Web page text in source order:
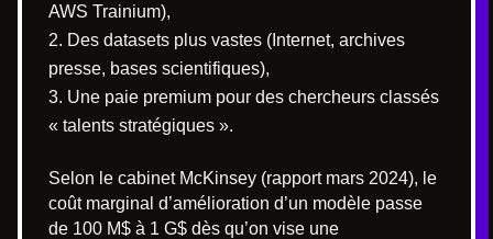
AWS Trainium),
Des datasets plus vastes (Internet, archives
presse, bases scientifiques),
Une paie premium pour des chercheurs classés
« talents stratégiques ».
Selon le cabinet McKinsey (rapport mars 2024), le
coût marginal d’amélioration d’un modèle passe
de 100 M$ à 1 G$ dès qu’on vise une